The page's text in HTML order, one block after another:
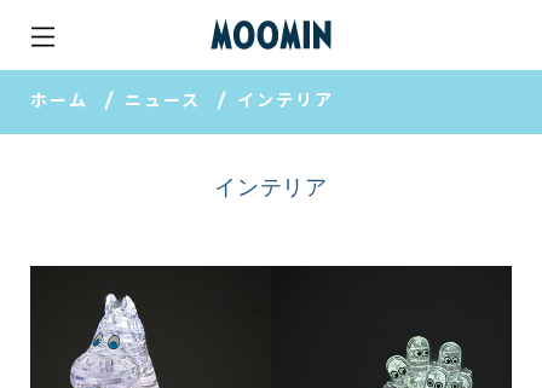
ホーム ニュース インテリア
インテリア